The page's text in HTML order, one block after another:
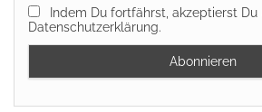
Indem Du fortfährst, akzeptierst Du
Datenschutzerklärung.